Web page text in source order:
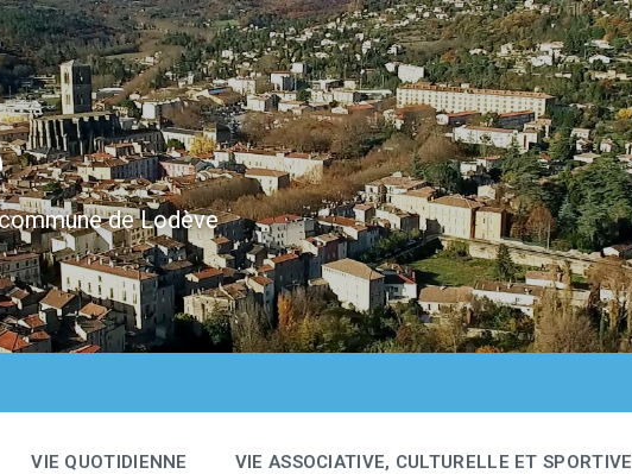
de Lodève
VIE QUOTIDIENNE VIE ASSOCIATIVE, CULTURELLE ET SPORTIVE